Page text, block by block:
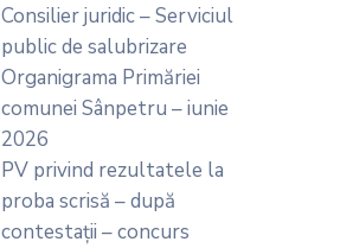
Consilier juridic – Serviciul
public de salubrizare
Organigrama Primăriei
comunei Sânpetru – iunie
2026
PV privind rezultatele la
proba scrisă – după
contestații – concurs